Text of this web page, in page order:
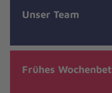
Unser Team
Frühes